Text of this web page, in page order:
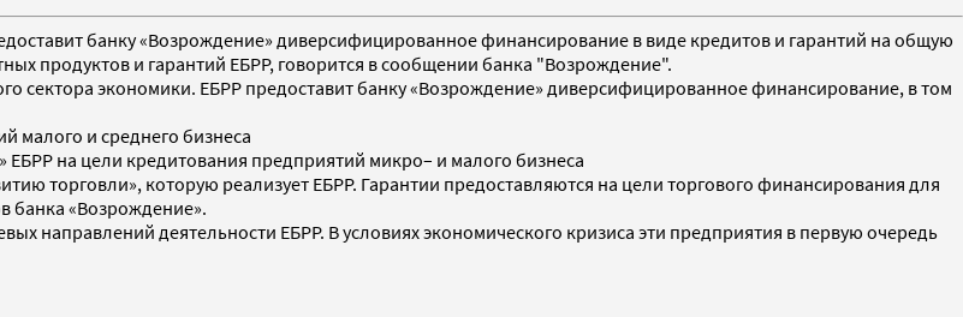
банку «Возрождение» диверсифицированное финансирование в виде кредитов и гарантий на общую
продуктов и гарантий ЕБРР, говорится в сообщении банка "Возрождение".
сектора экономики. ЕБРР предоставит банку «Возрождение» диверсифицированное финансирование, в том
малого и среднего бизнеса
на цели кредитования предприятий микро– и малого бизнеса
торговли», которую реализует ЕБРР. Гарантии предоставляются на цели торгового финансирования для
банка «Возрождение».
направлений деятельности ЕБРР. В условиях экономического кризиса эти предприятия в первую очередь